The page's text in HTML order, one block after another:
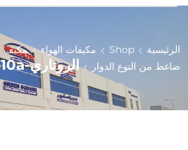
الرئيسية Shop مكيفات الهواء
مكيف
ضاغط من النوع الدوار
الروتاري-R410a